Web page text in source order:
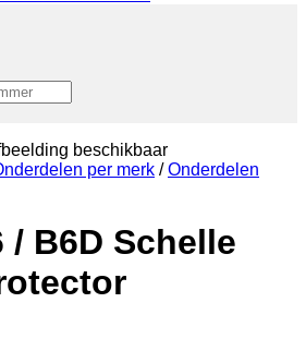
per merk / Onderdelen
/ B6D Schelle